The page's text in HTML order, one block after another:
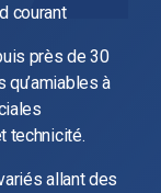
courant
près de 30
à
technicité.
allant des